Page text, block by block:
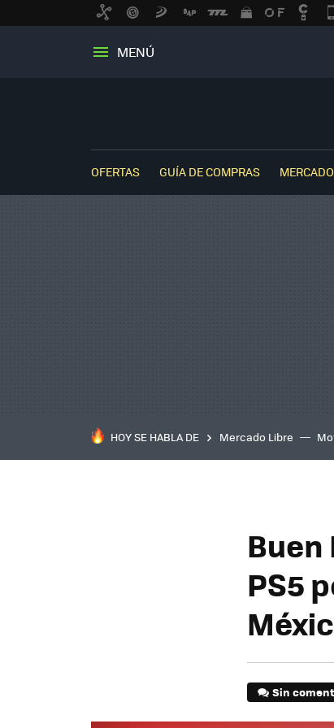
MENÚ
OFERTAS GUÍA DE COMPRAS
HOY SE HABLA DE Mercado Libre
Buen
PS5
Sin